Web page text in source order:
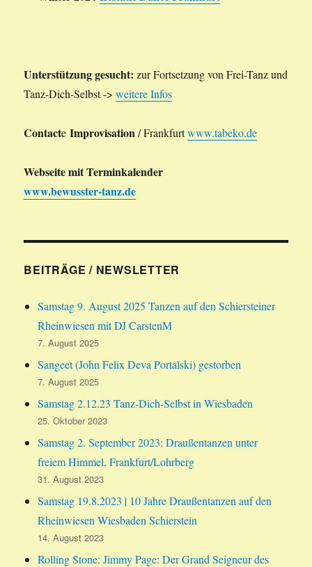
Unterstützung gesucht: zur Fortsetzung von Frei-Tanz und
Tanz-Dich-Selbst ->weitere Infos
Contacte Improvisation/ Frankfurtwww.tabeko.de
Webseite mit Terminkalender
www.bewusster-tanz.de
BEITRÄGE / NEWSLETTER
Samstag 9. August 2025 Tanzen auf den Schiersteiner
Rheinwiesen mit DJ CarstenM
7. August 2025
Sangeet (John Felix Deva Portalski) gestorben
7. August 2025
Samstag 2.12.23 Tanz-Dich-Selbst in Wiesbaden
25. Oktober 2023
Samstag 2. September 2023: Draußentanzen unter
freiem Himmel, Frankfurt/Lohrberg
31. August 2023
Samstag 19.8.2023 | 10 Jahre Draußentanzen auf den
Rheinwiesen Wiesbaden Schierstein
14. August 2023
Rolling Stone: Jimmy Page: Der Grand Seigneur des